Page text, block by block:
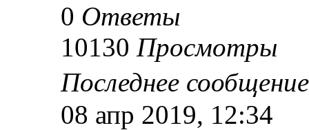
0 Ответы
10130 Просмотры
Последнее
08 апр 2019, 12:34